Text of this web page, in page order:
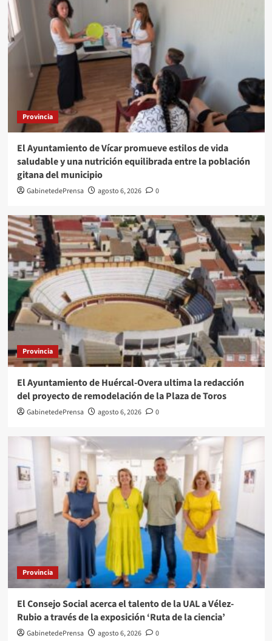
Provincia
El Ayuntamiento de Vícar promueve estilos de vida
saludable y una nutrición equilibrada entre la población
gitana del municipio
GabinetedePrensa agosto 6, 2026 0
Provincia
El Ayuntamiento de Huércal-Overa ultima la redacción
del proyecto de remodelación de la Plaza de Toros
GabinetedePrensa agosto 6, 2026 0
Provincia
El Consejo Social acerca el talento de la UAL a Vélez-
Rubio a través de la exposición ‘Ruta de la ciencia’
GabinetedePrensa agosto 6, 2026 0